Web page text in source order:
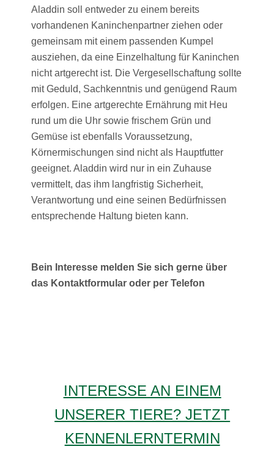
Aladdin soll entweder zu einem bereits
vorhandenen Kaninchenpartner ziehen oder
gemeinsam mit einem passenden Kumpel
ausziehen, da eine Einzelhaltung für Kaninchen
nicht artgerecht ist. Die Vergesellschaftung sollte
mit Geduld, Sachkenntnis und genügend Raum
erfolgen. Eine artgerechte Ernährung mit Heu
rund um die Uhr sowie frischem Grün und
Gemüse ist ebenfalls Voraussetzung,
Körnermischungen sind nicht als Hauptfutter
geeignet. Aladdin wird nur in ein Zuhause
vermittelt, das ihm langfristig Sicherheit,
Verantwortung und eine seinen Bedürfnissen
entsprechende Haltung bieten kann.
Bein Interesse melden Sie sich gerne über
das Kontaktformular oder per Telefon
INTERESSE AN EINEM
UNSERER TIERE? JETZT
KENNENLERNTERMIN